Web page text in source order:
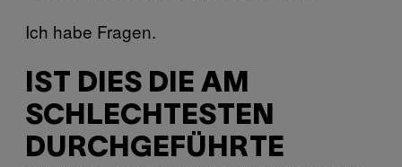
Ich habe Fragen.
IST DIES DIE AM
SCHLECHTESTEN
DURCHGEFÜHRTE